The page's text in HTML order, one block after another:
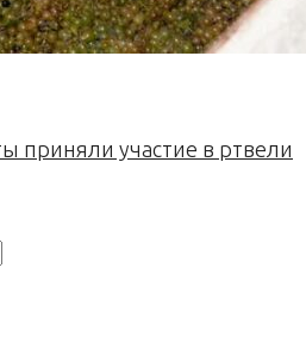
приняли участие в ртвели